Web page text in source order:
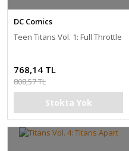
DC Comics
Teen Titans Vol. 1: Full Throttle
768,14 TL
808,57 TL
Stokta Yok